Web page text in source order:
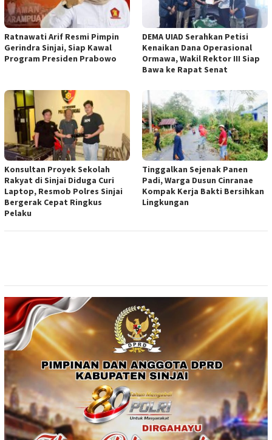
Ratnawati Arif Resmi Pimpin
Gerindra Sinjai, Siap Kawal
Program Presiden Prabowo
DEMA UIAD Serahkan Petisi
Kenaikan Dana Operasional
Ormawa, Wakil Rektor III Siap
Bawa ke Rapat Senat
Konsultan Proyek Sekolah
Rakyat di Sinjai Diduga Curi
Laptop, Resmob Polres Sinjai
Bergerak Cepat Ringkus
Pelaku
Tinggalkan Sejenak Panen
Padi, Warga Dusun Cinranae
Kompak Kerja Bakti Bersihkan
Lingkungan